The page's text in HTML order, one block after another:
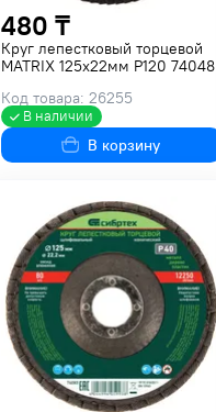
480 ₸
Круг лепестковый торцевой
MATRIX 125x22мм P120 74048
Код товара: 26255
В наличии
В корзину